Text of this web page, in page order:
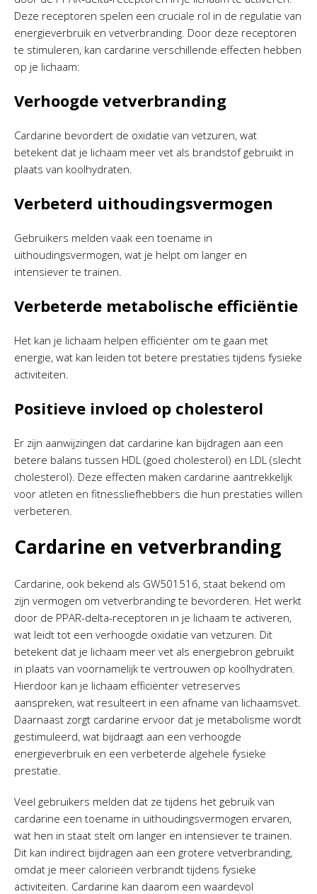
Deze receptoren spelen een cruciale rol in de regulatie van
energieverbruik en vetverbranding. Door deze receptoren
te stimuleren, kan cardarine verschillende effecten hebben
op je lichaam:
Verhoogde vetverbranding
Cardarine bevordert de oxidatie van vetzuren, wat
betekent dat je lichaam meer vet als brandstof gebruikt in
plaats van koolhydraten.
Verbeterd uithoudingsvermogen
Gebruikers melden vaak een toename in
uithoudingsvermogen, wat je helpt om langer en
intensiever te trainen.
Verbeterde metabolische efficiëntie
Het kan je lichaam helpen efficiënter om te gaan met
energie, wat kan leiden tot betere prestaties tijdens fysieke
activiteiten.
Positieve invloed op cholesterol
Er zijn aanwijzingen dat cardarine kan bijdragen aan een
betere balans tussen HDL (goed cholesterol) en LDL (slecht
cholesterol). Deze effecten maken cardarine aantrekkelijk
voor atleten en fitnessliefhebbers die hun prestaties willen
verbeteren.
Cardarine en vetverbranding
Cardarine, ook bekend als GW501516, staat bekend om
zijn vermogen om vetverbranding te bevorderen. Het werkt
door de PPAR-delta-receptoren in je lichaam te activeren,
wat leidt tot een verhoogde oxidatie van vetzuren. Dit
betekent dat je lichaam meer vet als energiebron gebruikt
in plaats van voornamelijk te vertrouwen op koolhydraten.
Hierdoor kan je lichaam efficiënter vetreserves
aanspreken, wat resulteert in een afname van lichaamsvet.
Daarnaast zorgt cardarine ervoor dat je metabolisme wordt
gestimuleerd, wat bijdraagt aan een verhoogde
energieverbruik en een verbeterde algehele fysieke
prestatie.
Veel gebruikers melden dat ze tijdens het gebruik van
cardarine een toename in uithoudingsvermogen ervaren,
wat hen in staat stelt om langer en intensiever te trainen.
Dit kan indirect bijdragen aan een grotere vetverbranding,
omdat je meer calorieën verbrandt tijdens fysieke
activiteiten. Cardarine kan daarom een waardevol